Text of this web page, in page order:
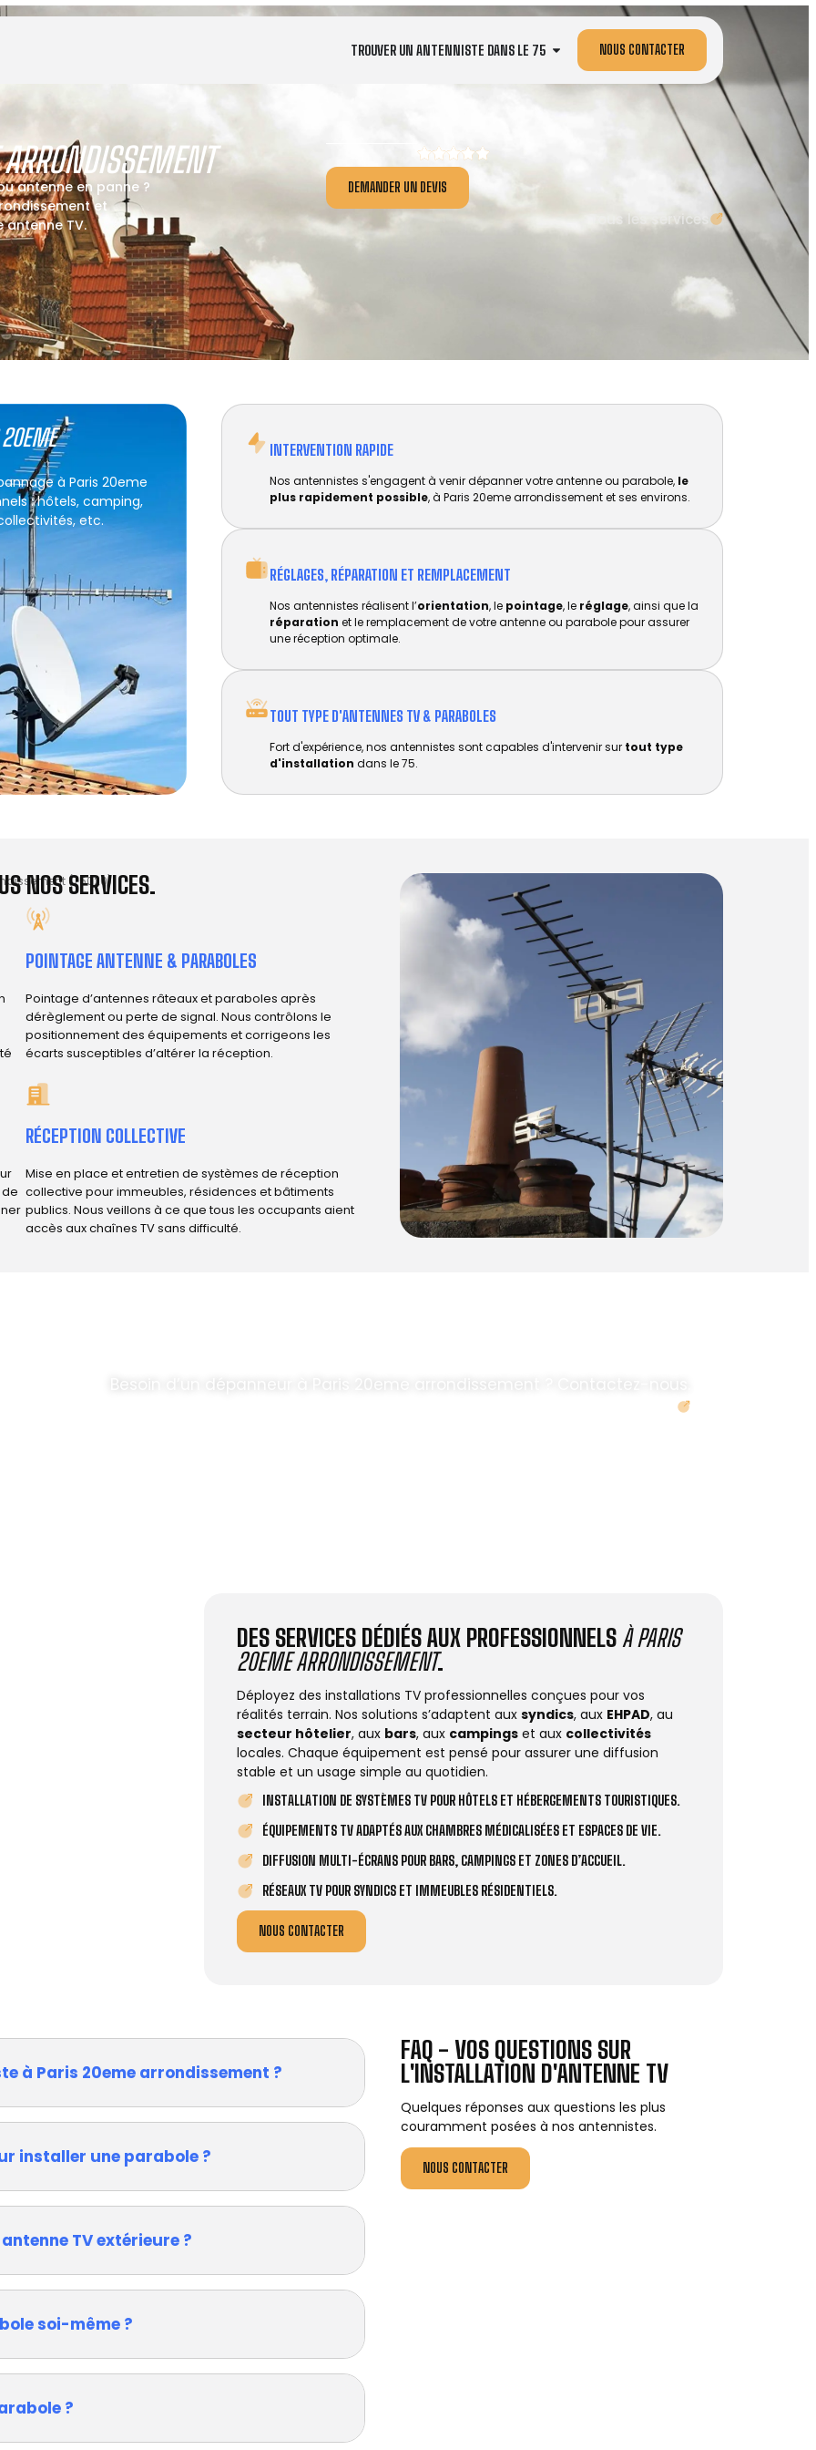
TROUVER UN ANTENNISTE DANS LE 75 NOUS CONTACTER
antenne en panne ?
et
TV.
DEMANDER UN DEVIS
Tous les services
à Paris 20eme
: hôtels, camping,
etc.
INTERVENTION RAPIDE
Nos antennistes s'engagent à venir dépanner votre antenne ou parabole, le
plus rapidement possible, à Paris 20eme arrondissement et ses environs.
RÉGLAGES, RÉPARATION ET REMPLACEMENT​
Nos antennistes réalisent l’orientation, le pointage, le réglage, ainsi que la
réparation et le remplacement de votre antenne ou parabole pour assurer
une réception optimale.
TOUT TYPE D'ANTENNES TV & PARABOLES
Fort d'expérience, nos antennistes sont capables d'intervenir sur tout type
d'installation dans le 75.
(75020)
NOS SERVICES.
POINTAGE ANTENNE & PARABOLES
Pointage d’antennes râteaux et paraboles après
dérèglement ou perte de signal. Nous contrôlons le
positionnement des équipements et corrigeons les
écarts susceptibles d’altérer la réception.
RÉCEPTION COLLECTIVE
Mise en place et entretien de systèmes de réception
collective pour immeubles, résidences et bâtiments
publics. Nous veillons à ce que tous les occupants aient
accès aux chaînes TV sans difficulté.
Besoin d’un dépanneur à Paris 20eme arrondissement ? Contactez-nous.
DES SERVICES DÉDIÉS AUX PROFESSIONNELS À PARIS
20EME ARRONDISSEMENT.
Déployez des installations TV professionnelles conçues pour vos
réalités terrain. Nos solutions s’adaptent aux syndics, aux EHPAD, au
secteur hôtelier, aux bars, aux campings et aux collectivités
locales. Chaque équipement est pensé pour assurer une diffusion
stable et un usage simple au quotidien.
INSTALLATION DE SYSTÈMES TV POUR HÔTELS ET HÉBERGEMENTS TOURISTIQUES.
ÉQUIPEMENTS TV ADAPTÉS AUX CHAMBRES MÉDICALISÉES ET ESPACES DE VIE.
DIFFUSION MULTI-ÉCRANS POUR BARS, CAMPINGS ET ZONES D’ACCUEIL.
RÉSEAUX TV POUR SYNDICS ET IMMEUBLES RÉSIDENTIELS.
NOUS CONTACTER
FAQ - VOS QUESTIONS SUR
L'INSTALLATION D'ANTENNE TV
Quelques réponses aux questions les plus
couramment posées à nos antennistes.
NOUS CONTACTER
à Paris 20eme arrondissement ?
installer une parabole ?
TV extérieure ?
soi-même ?
?